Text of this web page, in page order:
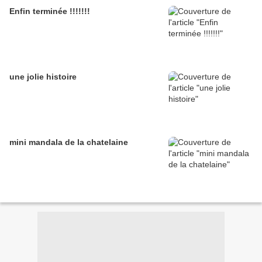
Enfin terminée !!!!!!!
une jolie histoire
mini mandala de la chatelaine